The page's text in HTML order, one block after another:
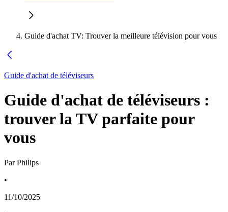
Guide d'achat TV: Trouver la meilleure télévision pour vous
Guide d'achat de téléviseurs
Guide d'achat de téléviseurs :
trouver la TV parfaite pour
vous
Par Philips
•
11/10/2025